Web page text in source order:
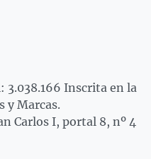
3.038.166 Inscrita en la
y Marcas.
Carlos I, portal 8, nº 4